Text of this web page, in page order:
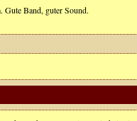
Gute Band, guter Sound.